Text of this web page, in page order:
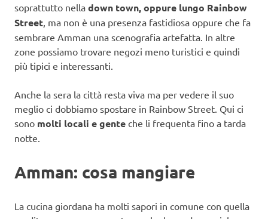
soprattutto nella down town, oppure lungo Rainbow
Street , ma non è una presenza fastidiosa oppure che fa
sembrare Amman una scenografia artefatta. In altre
zone possiamo trovare negozi meno turistici e quindi
più tipici e interessanti.
Anche la sera la città resta viva ma per vedere il suo
meglio ci dobbiamo spostare in Rainbow Street. Qui ci
sono molti locali e gente che li frequenta fino a tarda
notte.
Amman: cosa mangiare
La cucina giordana ha molti sapori in comune con quella